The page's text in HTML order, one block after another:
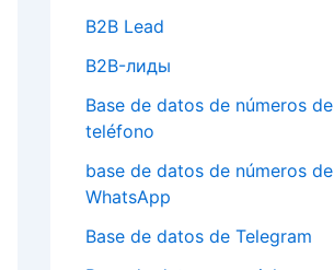
B2B Lead
B2B-лиды
Base de datos de números de
teléfono
base de datos de números de
WhatsApp
Base de datos de Telegram